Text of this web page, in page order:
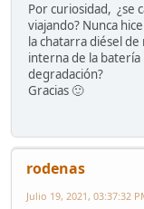
Por curiosidad, ¿se
viajando? Nunca
la chatarra diésel
interna de la
degradación?
Gracias 🙂
rodenas
Julio 19, 2021, 03:37:32